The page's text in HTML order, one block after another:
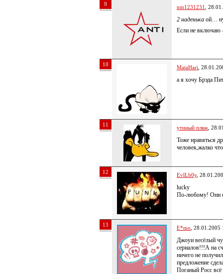
9 nm1231231 ,
2 наденька ой…
Если не включаю
10 MataHari ,
а я хочу Брэда
11 утиный пляж ,
Тоже нравяться
человек,жалко
12 EvlLb0y,
lucky
По-любому! Они
13 E*mo , 28.01.2005
Джоуи весёлый
сериалов!!!А на
ничего не
предложение
Поганый Росс всё